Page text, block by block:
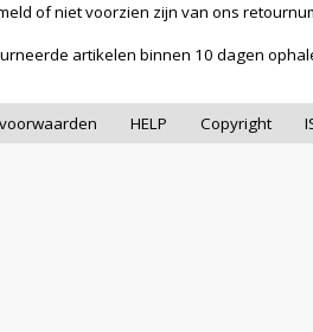
of niet voorzien zijn van ons
artikelen binnen 10 dagen
HELP Copyright